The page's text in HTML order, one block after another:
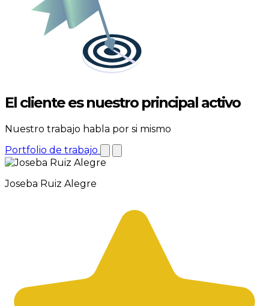
El clientees nuestro principal activo
Nuestro trabajo habla por si mismo
Portfolio de trabajo
Joseba Ruiz Alegre